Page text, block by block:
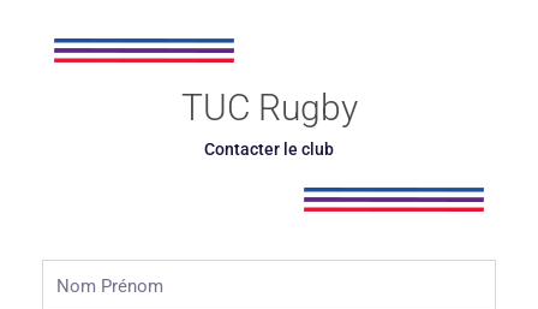
TUC Rugby
Contacter le club
Prénom